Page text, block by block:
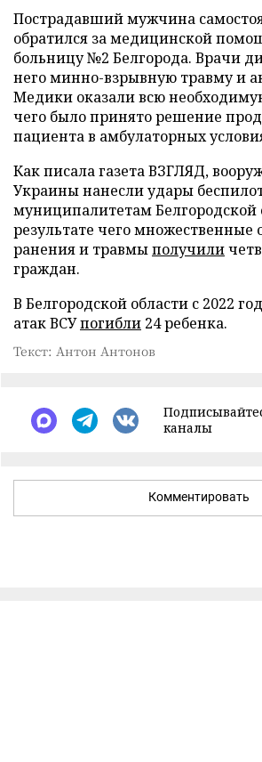
Пострадавший мужчина
обратился за медицинской
больницу №2 Белгорода. Врачи
него минно-взрывную травму и
Медики оказали всю
чего было принято решение
пациента в амбулаторных
Как писала газета ВЗГЛЯД,
Украины нанесли удары
муниципалитетам Белгородской
результате чего множественные
ранения и травмыполучили
граждан.
В Белгородской области с 2022
атак ВСУпогибли 24 ребенка.
Текст: Антон Антонов
каналы
Комментировать